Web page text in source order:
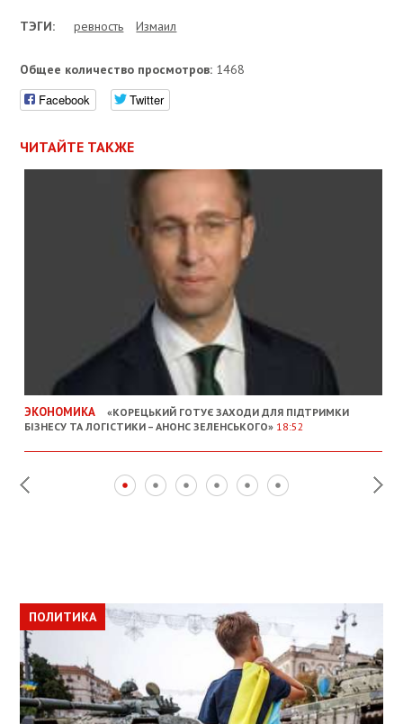
ТЭГИ: ревность Измаил
Общее количество просмотров: 1468
Facebook Twitter
ЧИТАЙТЕ ТАКЖЕ
ЭКОНОМИКА
«КОРЕЦЬКИЙ ГОТУЄ ЗАХОДИ ДЛЯ ПІДТРИМКИ
БІЗНЕСУ ТА ЛОГІСТИКИ – АНОНС ЗЕЛЕНСЬКОГО» 18:52
ПОЛИТИКА
ПОЛИТИКА
ОБЩЕСТВО
ПОЛИТИКА
ЭКОНОМИКА